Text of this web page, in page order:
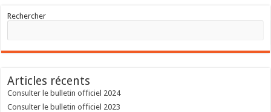
Rechercher
Articles récents
Consulter le bulletin officiel 2024
Consulter le bulletin officiel 2023